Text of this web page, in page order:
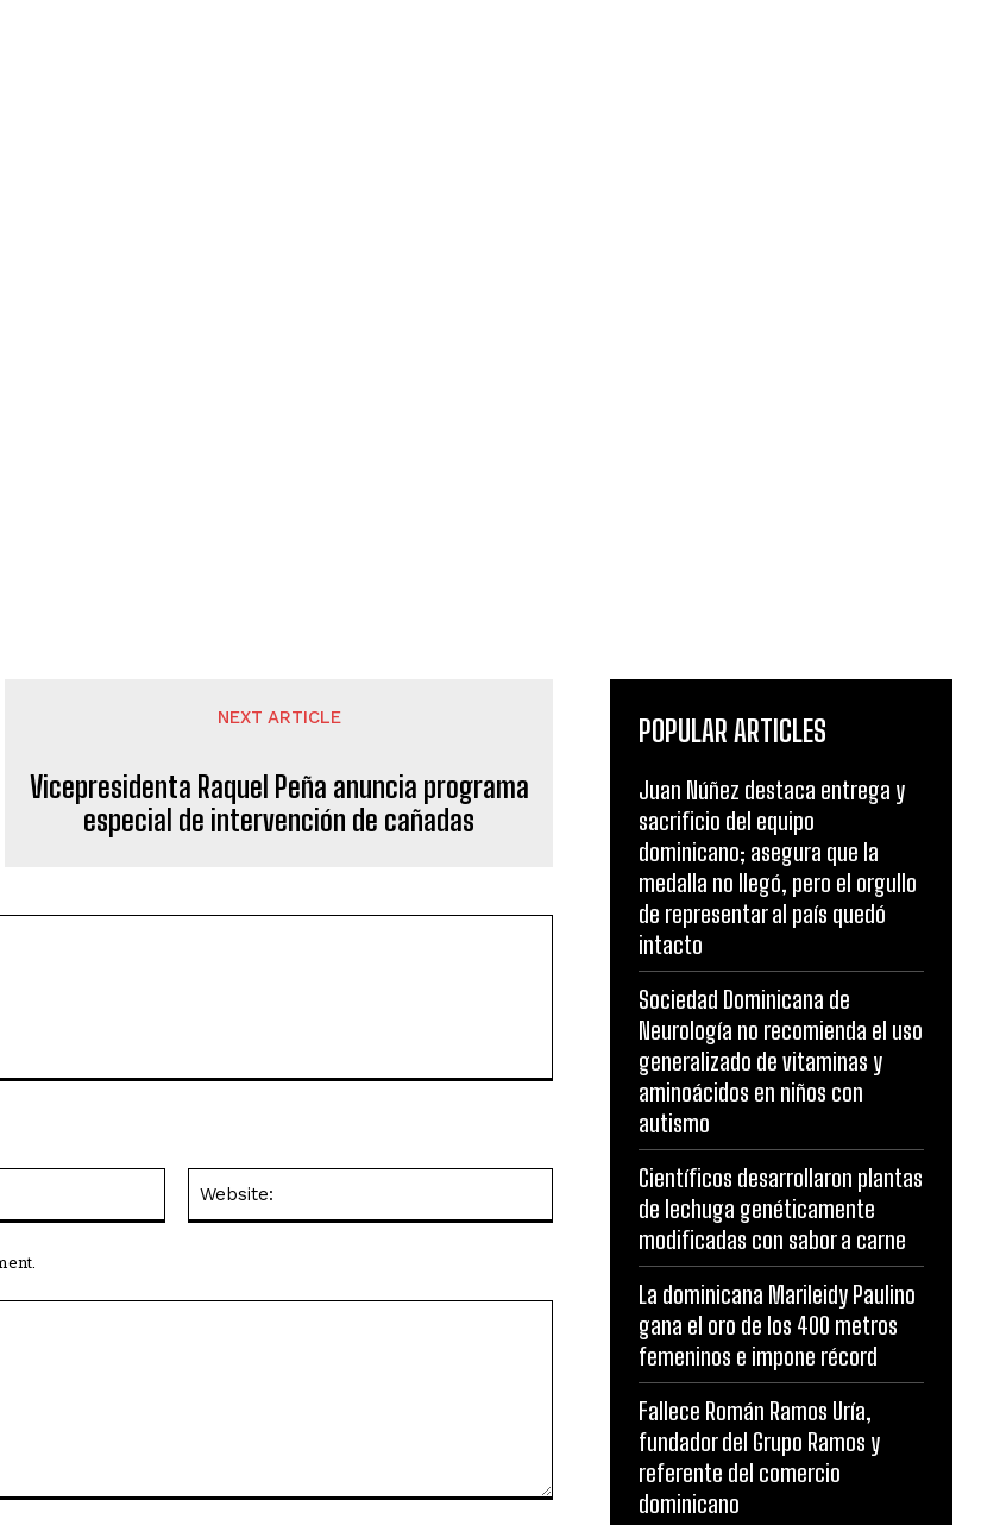
NEXT ARTICLE
Vicepresidenta Raquel Peña anuncia programa
especial de intervención de cañadas
POPULAR ARTICLES
Juan Núñez destaca entrega y
sacrificio del equipo
dominicano; asegura que la
medalla no llegó, pero el orgullo
de representar al país quedó
intacto
Sociedad Dominicana de
Neurología no recomienda el uso
generalizado de vitaminas y
aminoácidos en niños con
autismo
Científicos desarrollaron plantas
de lechuga genéticamente
modificadas con sabor a carne
La dominicana Marileidy Paulino
gana el oro de los 400 metros
femeninos e impone récord
Fallece Román Ramos Uría,
fundador del Grupo Ramos y
referente del comercio
dominicano